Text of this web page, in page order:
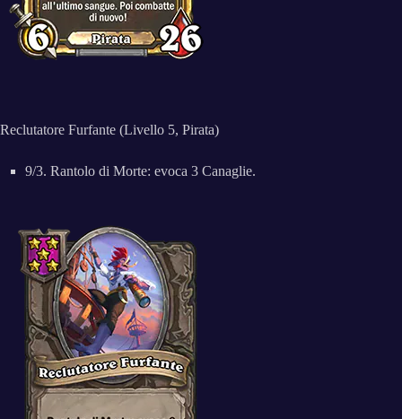
Reclutatore Furfante (Livello 5, Pirata)
9/3. Rantolo di Morte: evoca 3 Canaglie.